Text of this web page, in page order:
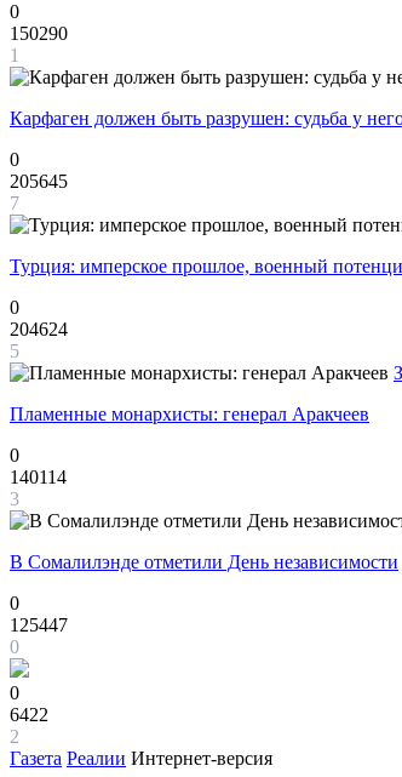
0
150290
1
Карфаген должен быть разрушен: судьба у
0
205645
7
Турция: имперское прошлое, военный
0
204624
5
Пламенные монархисты: генерал Аракчеев
0
140114
3
В Сомалилэнде отметили День независимости
0
125447
0
0
6422
2
Газета Реалии Интернет-версия